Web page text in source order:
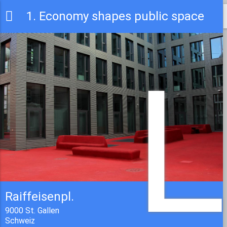
1. Economy shapes public space
Raiffeisenpl.
9000 St. Gallen
Schweiz